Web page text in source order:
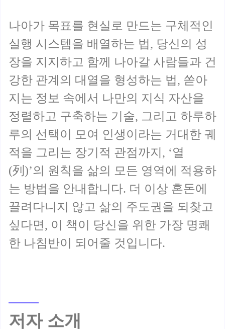
나아가 목표를 현실로 만드는 구체적인
실행 시스템을 배열하는 법, 당신의 성
장을 지지하고 함께 나아갈 사람들과 건
강한 관계의 대열을 형성하는 법, 쏟아
지는 정보 속에서 나만의 지식 자산을
정렬하고 구축하는 기술, 그리고 하루하
루의 선택이 모여 인생이라는 거대한 궤
적을 그리는 장기적 관점까지, ‘열
(列)’의 원칙을 삶의 모든 영역에 적용하
는 방법을 안내합니다. 더 이상 혼돈에
끌려다니지 않고 삶의 주도권을 되찾고
싶다면, 이 책이 당신을 위한 가장 명쾌
저자 소개